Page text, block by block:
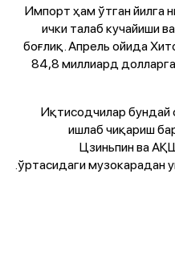
Импорт ҳам ўтган йилга
ички талаб кучайиши
боғлиқ. Апрель ойида
84,8 миллиард
Иқтисодчилар бундай
ишлаб чиқариш
Цзиньпин ва
ўртасидаги музокарадан